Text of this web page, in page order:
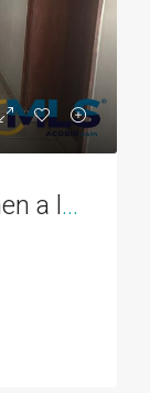
Apartamento en El Carmen a la venta